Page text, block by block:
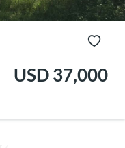
USD 37,000